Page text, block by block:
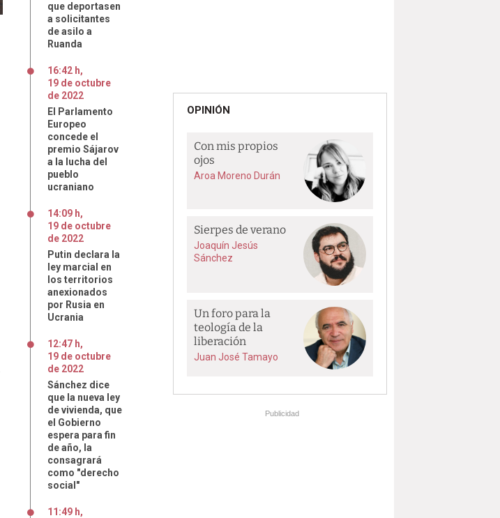
que deportasen
a solicitantes
de asilo a
Ruanda
16:42 h,
19 de octubre
de 2022
El Parlamento
Europeo
concede el
premio Sájarov
a la lucha del
pueblo
ucraniano
14:09 h,
19 de octubre
de 2022
Putin declara la
ley marcial en
los territorios
anexionados
por Rusia en
Ucrania
12:47 h,
19 de octubre
de 2022
Sánchez dice
que la nueva ley
de vivienda, que
el Gobierno
espera para fin
de año, la
consagrará
como "derecho
social"
11:49 h,
OPINIÓN
Con mis propios
ojos
Aroa Moreno Durán
Sierpes de verano
Joaquín Jesús
Sánchez
Un foro para la
teología de la
liberación
Juan José Tamayo
Publicidad